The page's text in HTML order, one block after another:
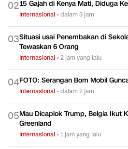
0215 Gajah di Kenya Mati, Diduga
Internasional •dalam 3 jam
03Situasi usai Penembakan di
Tewaskan 6 Orang
Internasional •2 jam yang lalu
04FOTO: Serangan Bom Mobil
Internasional •dalam 2 jam
05Mau Dicaplok Trump, Belgia Ikut
Greenland
Internasional •1 jam yang lalu